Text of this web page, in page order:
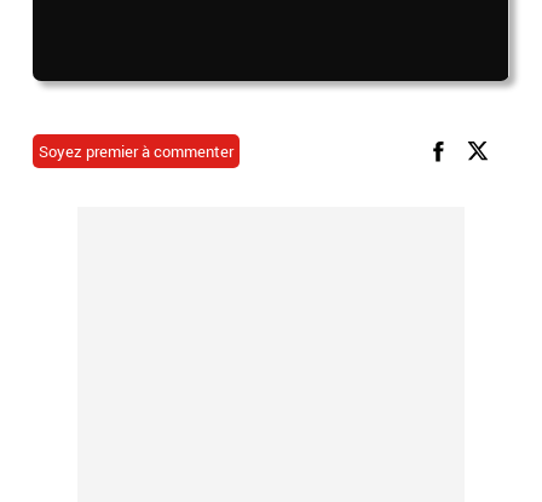
Soyez premier à commenter